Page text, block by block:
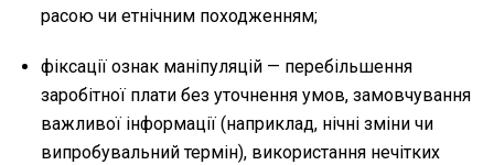
расою чи етнічним походженням;
фіксації ознак маніпуляцій — перебільшення
заробітної плати без уточнення умов, замовчування
важливої інформації (наприклад, нічні зміни чи
випробувальний термін), використання нечітких